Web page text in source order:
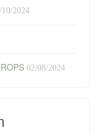
10/2024
02/08/2024